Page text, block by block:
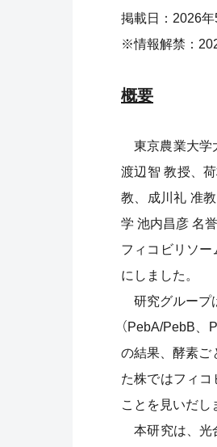
掲載日：2026年
※情報解禁：
概要
東京農業大学
渡辺智 教授、
教、成川礼 准
学 池内昌彦 名
フィコビリソ
にしました。
研究グループ
（PebA/PebB
の結果、酵素ご
た株ではフィ
ことを見いだし
本研究は、光